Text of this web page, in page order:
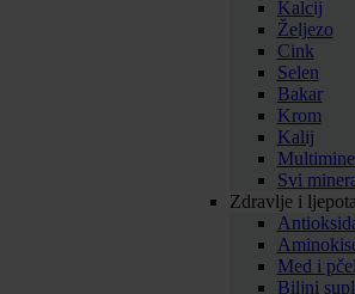
Kalcij
Željezo
Cink
Selen
Bakar
Krom
Kalij
Svi
Zdravlje i ljepota
Med i
Biljni